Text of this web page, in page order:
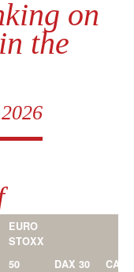
on
the
EURO
STOXX
50
DAX 30 CAC